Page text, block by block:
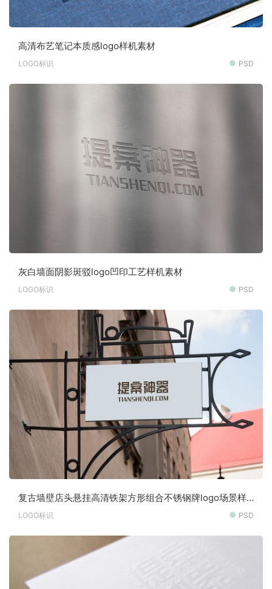
高清布艺笔记本质感logo样机素材
LOGO标识 PSD
灰白墙面阴影斑驳logo凹印工艺样机素材
LOGO标识 PSD
复古墙壁店头悬挂高清铁架方形组合不锈钢牌logo场景样
机素材
LOGO标识 PSD